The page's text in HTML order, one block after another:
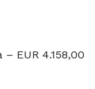
EUR 4.158,00